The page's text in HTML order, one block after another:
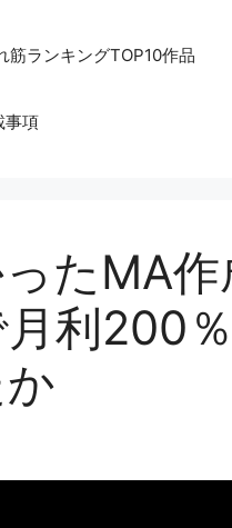
筋ランキングTOP10作品
事項
たMA作
利200